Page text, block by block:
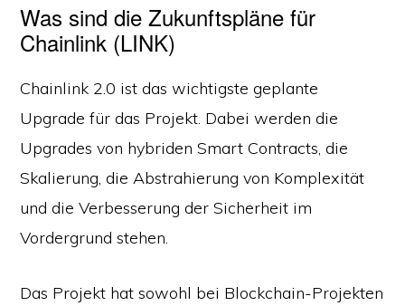
Was sind die Zukunftspläne für
Chainlink (LINK)
Chainlink 2.0 ist das wichtigste geplante
Upgrade für das Projekt. Dabei werden die
Upgrades von hybriden Smart Contracts, die
Skalierung, die Abstrahierung von Komplexität
und die Verbesserung der Sicherheit im
Vordergrund stehen.
Das Projekt hat sowohl bei Blockchain-Projekten